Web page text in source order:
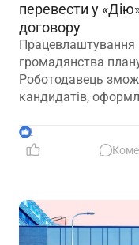
перевести у
договору
Працевлаштування
громадянства
Роботодавець
кандидатів,
прийняття на роботу
2